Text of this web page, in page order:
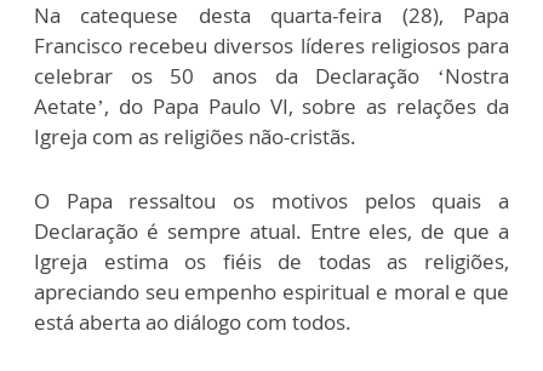
Na catequese desta quarta-feira (28), Papa
Francisco recebeu diversos líderes religiosos para
celebrar os 50 anos da Declaração ‘Nostra
Aetate’, do Papa Paulo VI, sobre as relações da
Igreja com as religiões não-cristãs.
O Papa ressaltou os motivos pelos quais a
Declaração é sempre atual. Entre eles, de que a
Igreja estima os fiéis de todas as religiões,
apreciando seu empenho espiritual e moral e que
está aberta ao diálogo com todos.